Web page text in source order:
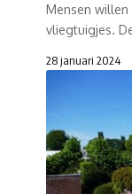
Mensen willen
vliegtuigjes.
28 januari 2024